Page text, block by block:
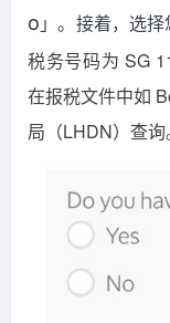
o 」。接着，选
税务号码为 SG
在报税文件中如
局（LHDN）查询